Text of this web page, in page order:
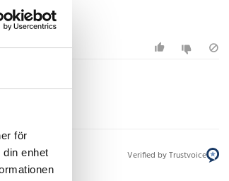
för
enhet
Verified by Trustvoice